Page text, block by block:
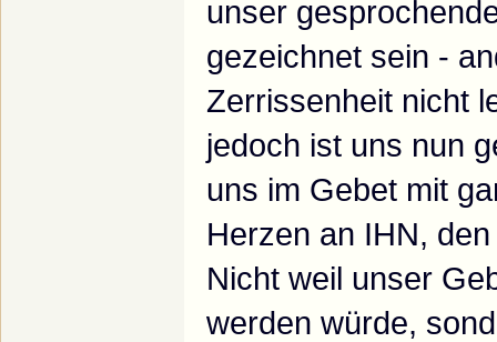
unser
gezeichnet sein -
Zerrissenheit nicht
jedoch ist uns nun
uns im Gebet mit
Herzen an IHN,
Nicht weil unser
werden würde,